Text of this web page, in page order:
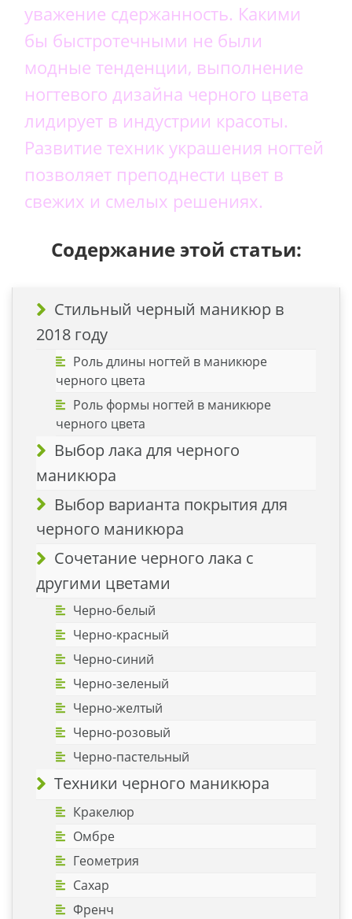
уважение сдержанность. Какими
бы быстротечными не были
модные тенденции, выполнение
ногтевого дизайна черного цвета
лидирует в индустрии красоты.
Развитие техник украшения ногтей
позволяет преподнести цвет в
свежих и смелых решениях.
Содержание этой статьи:
Стильный черный маникюр в
2018 году
Роль длины ногтей в маникюре
черного цвета
Роль формы ногтей в маникюре
черного цвета
Выбор лака для черного
маникюра
Выбор варианта покрытия для
черного маникюра
Сочетание черного лака с
другими цветами
Черно-белый
Черно-красный
Черно-синий
Черно-зеленый
Черно-желтый
Черно-розовый
Черно-пастельный
Техники черного маникюра
Кракелюр
Омбре
Геометрия
Сахар
Френч